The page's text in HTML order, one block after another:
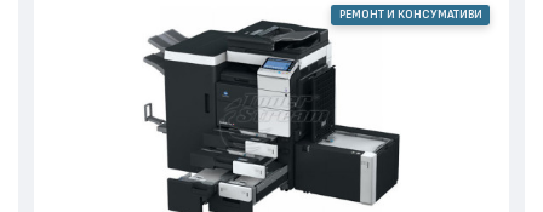
РЕМОНТ И КОНСУМАТИВИ